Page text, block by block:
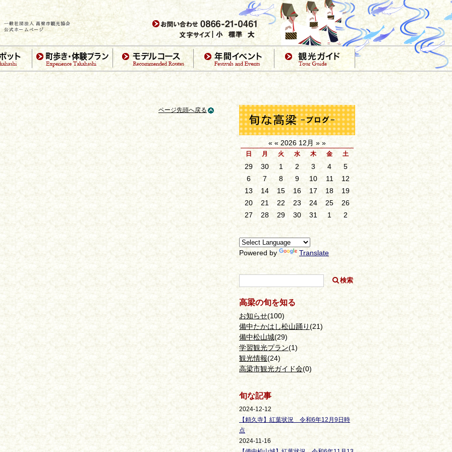
ページ先頭へ戻る
« « 2026 12月 » »
日 月 火 水 木 金 土
29 30 1 2 3 4
5
6
7 8 9 10 11
12
13
14 15 16 17 18
19
20
21 22 23 24 25
26
27
28 29 30 31 1 2
Powered by Translate
高梁の旬を知る
お知らせ(100)
備中たかはし松山踊り(21)
備中松山城(29)
学習観光プラン(1)
観光情報(24)
高梁市観光ガイド会(0)
旬な記事
2024-12-12
【頼久寺】紅葉状況 令和6年12月9日時
点
2024-11-16